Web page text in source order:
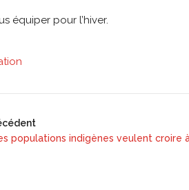
équiper pour l’hiver.
populations indigènes veulent croire